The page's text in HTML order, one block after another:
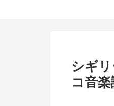
シギ
コ音楽